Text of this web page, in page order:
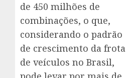
de 450 milhões de
combinações, o que,
considerando o padrão
de crescimento da frota
de veículos no Brasil,